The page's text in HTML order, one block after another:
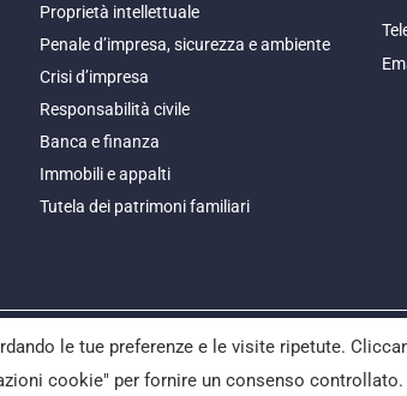
Proprietà intellettuale
Penale d’impresa, sicurezza e ambiente
Crisi d’impresa
Responsabilità civile
Banca e finanza
Immobili e appalti
Tutela dei patrimoni familiari
e p. iva 04187270246 – REA VI 385980
115 – 36100 Vicenza (VI)
le tue preferenze e le visite ripetute.
cookie" per fornire un consenso controllato.